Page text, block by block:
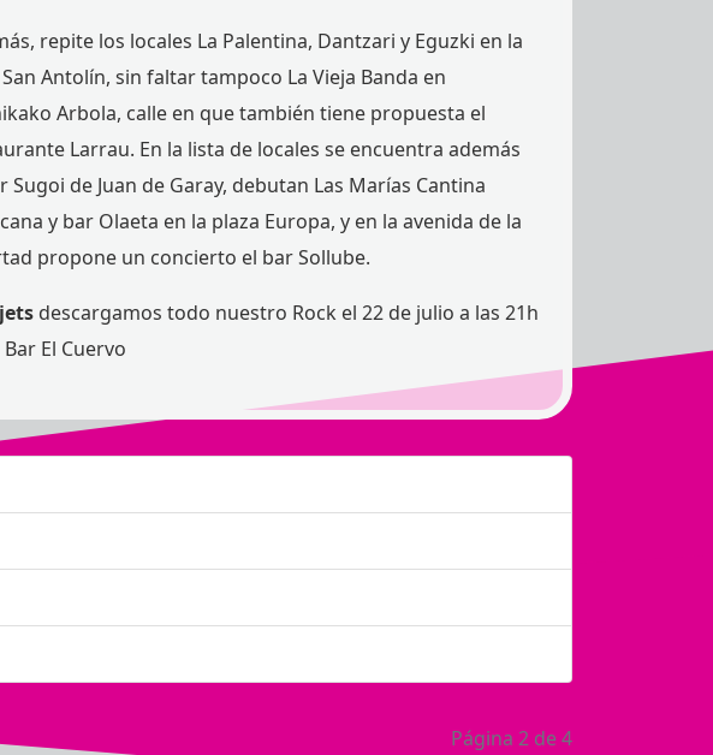
repite los locales La Palentina, Dantzari y Eguzki en la
Antolín, sin faltar tampoco La Vieja Banda en
Arbola, calle en que también tiene propuesta el
Larrau. En la lista de locales se encuentra además
Sugoi de Juan de Garay, debutan Las Marías Cantina
y bar Olaeta en la plaza Europa, y en la avenida de la
propone un concierto el bar Sollube.
descargamos todo nuestro Rock el 22 de julio a las 21h
El Cuervo
Página 2 de 4